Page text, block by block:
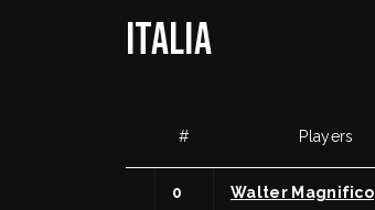
ITALIA
# Players
0 Walter Magnifico